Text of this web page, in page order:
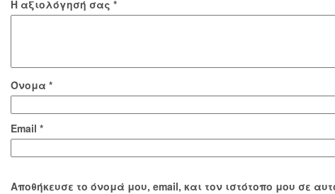
Η αξιολόγησή σας *
Όνομα *
Email *
Αποθήκευσε το όνομά μου, email, και τον ιστότοπο μου σε